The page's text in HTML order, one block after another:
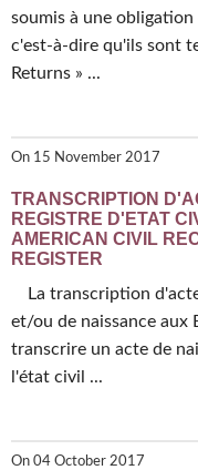
soumis à une
c'est-à-dire qu'ils sont
Returns » ...
On 15 November 2017
TRANSCRIPTION
REGISTRE D'ETAT
AMERICAN CIVIL
REGISTER
La transcription d'actes américainsEn cas de mariage
et/ou de naissance aux
transcrire un acte de
l'état civil ...
On 04 October 2017